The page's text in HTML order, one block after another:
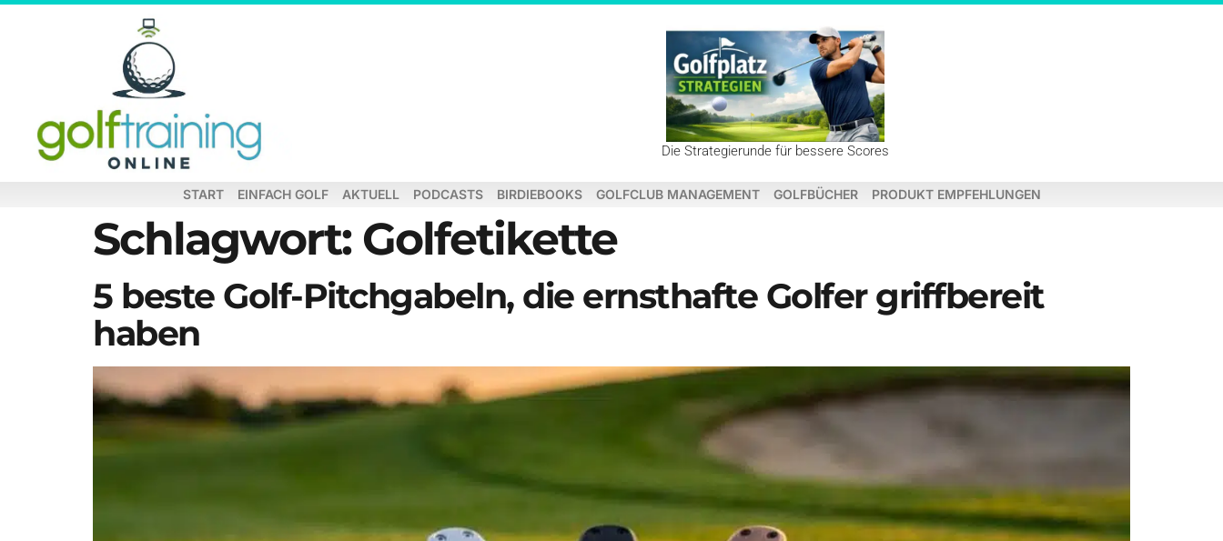
Die Strategierunde für bessere Scores
START EINFACH GOLF AKTUELL PODCASTS BIRDIEBOOKS GOLFCLUB MANAGEMENT GOLFBÜCHER PRODUKT EMPFEHLUNGEN
Schlagwort: Golfetikette
5 beste Golf-Pitchgabeln, die ernsthafte Golfer griffbereit
haben